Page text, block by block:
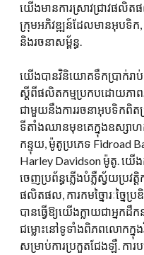
យើងមានការស្រាវជ្រាវផលិត
ក្រុមអភិវឌ្ឍន៍ដែលមានអុបទិ
និងរចនាសម្ព័ន្ធ.
យើងបានវិនិយោគទឹកប្រាក់រាប់
ស្តីពីផលិតកម្មប្រកបដោយភ
ជាមួយនឹងការរចនាអុបទិកពិ
ទីតាំងឈានមុខគេក្នុងឧស្សាហក
កន្ទុយ, ម៉ូតូប្រភេទ Fidroad
Harley Davidson ម៉ូតូ. យើង
ចេញប្រព័ន្ធភ្លើងបំភ្លឺស្វ័យប្រ
ផលិតផល, ការកមច្នៃារៈច្នៃប្
បានធ្វើឱ្យយើងក្លាយជាអ្នកដឹ
ជម្លោះនៅទូទាំងពិភពលោកក្នុ
សម្រាប់ការប្រកួតជែងឡឺ. កា